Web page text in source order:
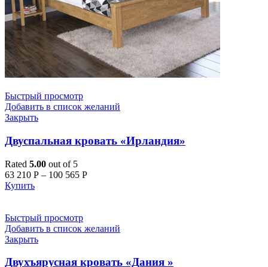
Быстрый просмотр
Добавить в список желаний
Закрыть
Двуспальная кровать «Ирландия»
Rated 5.00 out of 5
63 210 Р – 100 565 Р
Купить
Быстрый просмотр
Добавить в список желаний
Закрыть
Двухъярусная кровать «Дания »